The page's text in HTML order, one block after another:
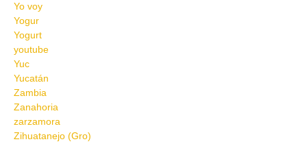
Yo voy
Yogur
Yogurt
youtube
Yuc
Yucatán
Zambia
Zanahoria
zarzamora
Zihuatanejo (Gro)